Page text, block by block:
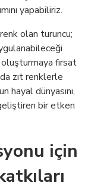
yapabiliriz.
olan turuncu;
oluşturmaya fırsat
zıt renklerle
hayal dünyasını,
bir etken
için